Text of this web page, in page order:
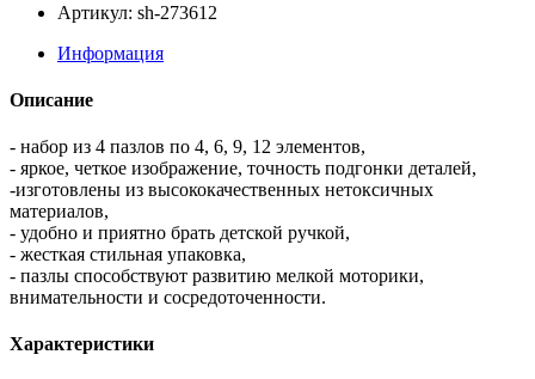
Артикул: sh-273612
Информация
Описание
- набор из 4 пазлов по 4, 6, 9, 12 элементов,
- яркое, четкое изображение, точность подгонки деталей,
-изготовлены из высококачественных нетоксичных
материалов,
- удобно и приятно брать детской ручкой,
- жесткая стильная упаковка,
- пазлы способствуют развитию мелкой моторики,
внимательности и сосредоточенности.
Характеристики